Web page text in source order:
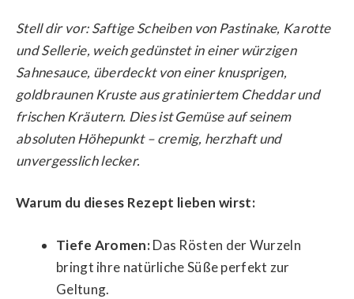
Stell dir vor: Saftige Scheiben von Pastinake, Karotte
und Sellerie, weich gedünstet in einer würzigen
Sahnesauce, überdeckt von einer knusprigen,
goldbraunen Kruste aus gratiniertem Cheddar und
frischen Kräutern. Dies ist Gemüse auf seinem
absoluten Höhepunkt – cremig, herzhaft und
unvergesslich lecker.
Warum du dieses Rezept lieben wirst:
Tiefe Aromen:Das Rösten der Wurzeln
bringt ihre natürliche Süße perfekt zur
Geltung.